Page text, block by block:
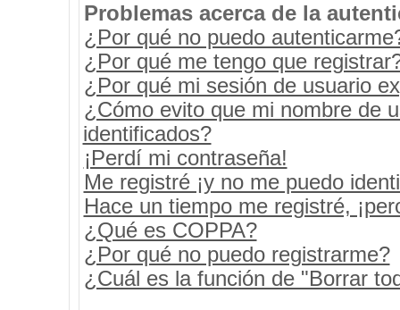
Problemas acerca de la
¿Por qué no puedo
¿Por qué me tengo que
¿Por qué mi sesión de usuario
¿Cómo evito que mi nombre de
identificados?
¡Perdí mi contraseña!
Me registré ¡y no me puedo
Hace un tiempo me registré,
¿Qué es COPPA?
¿Por qué no puedo registrarme?
¿Cuál es la función de "Borrar